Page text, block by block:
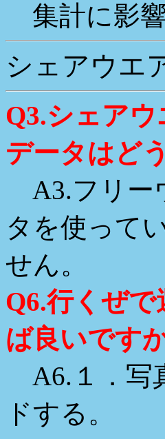
集計に影
シェアウエ
Q3.シェア
データはど
A3.フリー
タを使って
せん。
Q6.行くぜ
ば良いです
A6.１．写
ドする。